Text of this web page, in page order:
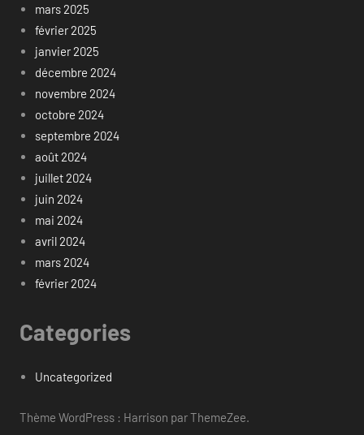
mars 2025
février 2025
janvier 2025
décembre 2024
novembre 2024
octobre 2024
septembre 2024
août 2024
juillet 2024
juin 2024
mai 2024
avril 2024
mars 2024
février 2024
Categories
Uncategorized
Thème WordPress : Harrison par ThemeZee.